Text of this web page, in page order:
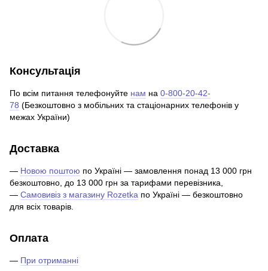
Консультація
По всім питання телефонуйте нам на 0-800-20-42-
78 (Безкоштовно з мобільних та стаціонарних телефонів у
межах України)
Доставка
— Новою поштою по Україні — замовлення понад 13 000 грн
безкоштовно, до 13 000 грн за тарифами перевізника,
— Самовивіз з магазину Rozetka по Україні — безкоштовно
для всіх товарів.
Оплата
— При отриманні